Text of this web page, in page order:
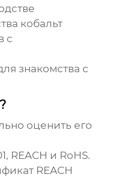
кобальт
с
знакомства с
оценить его
REACH и RoHS.
REACH